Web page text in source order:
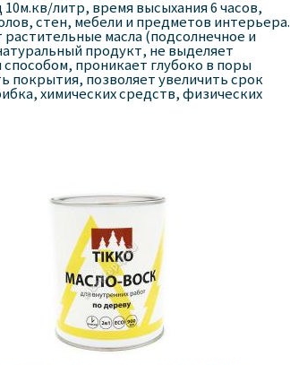
литр, время высыхания 6 часов,
стен, мебели и предметов интерьера.
масла (подсолнечное и
продукт, не выделяет
проникает глубоко в поры
покрытия, позволяет увеличить срок
химических средств, физических